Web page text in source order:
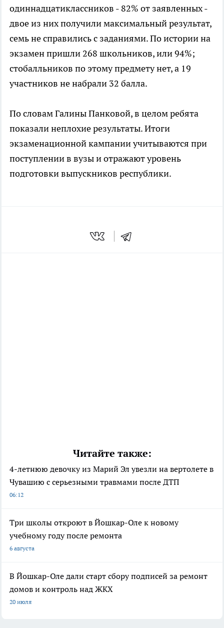
одиннадцатиклассников - 82% от заявленных -
двое из них получили максимальный результат,
семь не справились с заданиями. По истории на
экзамен пришли 268 школьников, или 94%;
стобалльников по этому предмету нет, а 19
участников не набрали 32 балла.
По словам Галины Панковой, в целом ребята
показали неплохие результаты. Итоги
экзаменационной кампании учитываются при
поступлении в вузы и отражают уровень
подготовки выпускников республики.
Читайте также:
4-летнюю девочку из Марий Эл увезли на вертолете в
Чувашию с серьезными травмами после ДТП
06:12
Три школы откроют в Йошкар-Оле к новому
учебному году после ремонта
6 августа
В Йошкар-Оле дали старт сбору подписей за ремонт
домов и контроль над ЖКХ
20 июля